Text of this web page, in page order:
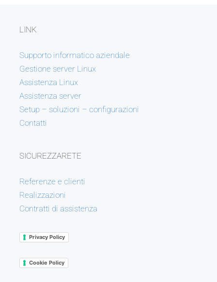
LINK
Supporto informatico aziendale
Gestione server Linux
Assistenza Linux
Assistenza server
Setup – soluzioni – configurazioni
Contatti
SICUREZZARETE
Referenze e clienti
Realizzazioni
Contratti di assistenza
Privacy Policy
Cookie Policy